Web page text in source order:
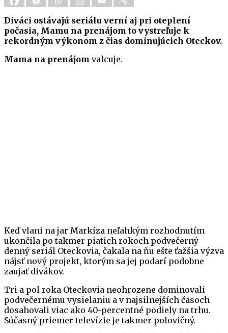
Diváci ostávajú seriálu verní aj pri oteplení
počasia, Mamu na prenájom to vystreľuje k
rekordným výkonom z čias dominujúcich Oteckov.
Mama na prenájom valcuje.
Keď vlani na jar Markíza neľahkým rozhodnutím
ukončila po takmer piatich rokoch podvečerný
denný seriál Oteckovia, čakala na ňu ešte ťažšia výzva
nájsť nový projekt, ktorým sa jej podarí podobne
zaujať divákov.
Tri a pol roka Oteckovia neohrozene dominovali
podvečernému vysielaniu a v najsilnejších časoch
dosahovali viac ako 40-percentné podiely na trhu.
Súčasný priemer televízie je takmer polovičný.